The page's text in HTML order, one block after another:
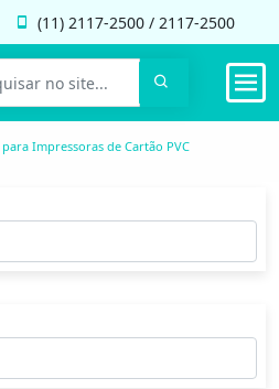
(11) 2117-2500 / 2117-2500
Impressoras de Cartão PVC